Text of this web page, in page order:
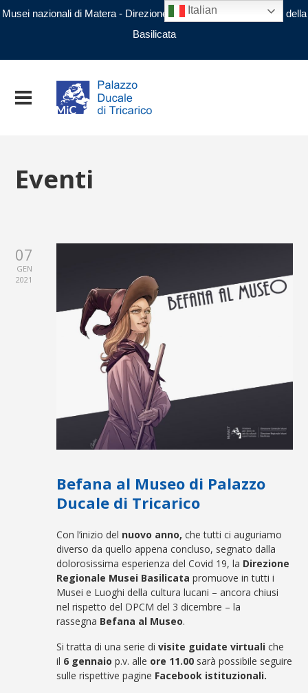
Musei nazionali di Matera - Direzione regionale Musei nazionali della
Basilicata
Eventi
07
GEN
2021
Befana al Museo di Palazzo
Ducale di Tricarico
Con l’inizio del nuovo anno, che tutti ci auguriamo
diverso da quello appena concluso, segnato dalla
dolorosissima esperienza del Covid 19, la Direzione
Regionale Musei Basilicata promuove in tutti i
Musei e Luoghi della cultura lucani – ancora chiusi
nel rispetto del DPCM del 3 dicembre – la
rassegna Befana al Museo.
Si tratta di una serie divisite guidate virtuali che
il 6 gennaio p.v. alle ore 11.00 sarà possibile seguire
sulle rispettive pagine Facebook istituzionali.
Italian